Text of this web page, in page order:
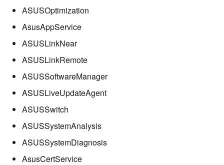
ASUSOptimization
AsusAppService
ASUSLinkNear
ASUSLinkRemote
ASUSSoftwareManager
ASUSLiveUpdateAgent
ASUSSwitch
ASUSSystemAnalysis
ASUSSystemDiagnosis
AsusCertService